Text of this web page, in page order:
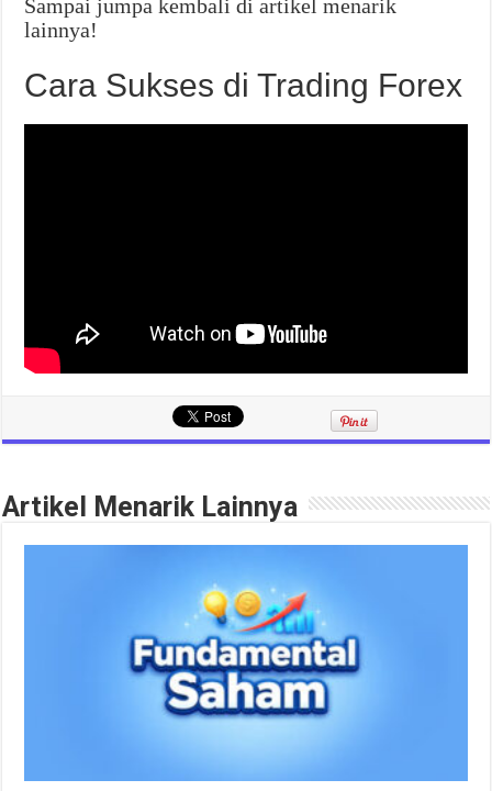
Sampai jumpa kembali di artikel menarik
lainnya!
Cara Sukses di Trading Forex
Artikel Menarik Lainnya